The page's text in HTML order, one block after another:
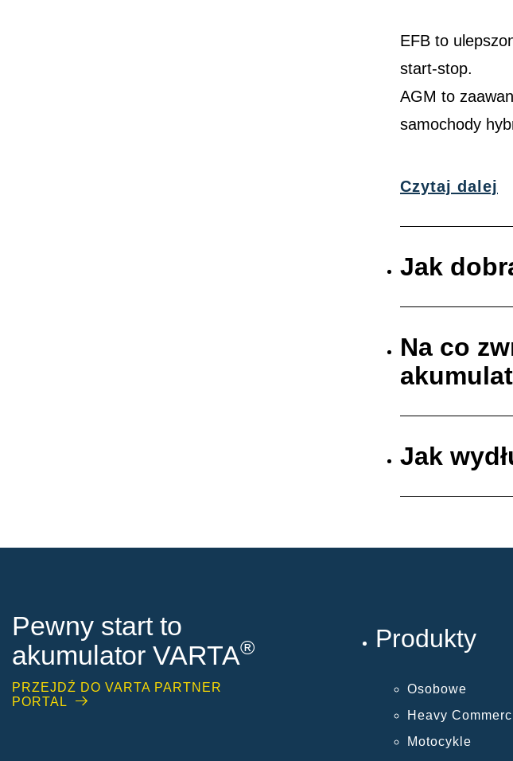
EFB to
start-stop.
AGM to
samochody
Czytaj dalej
Jak
Na co
Jak
Pewny start to
akumulator VARTA®
PRZEJDŹ DO VARTA PARTNER
PORTAL
Produkty
Osobowe
Heavy
Motocykle